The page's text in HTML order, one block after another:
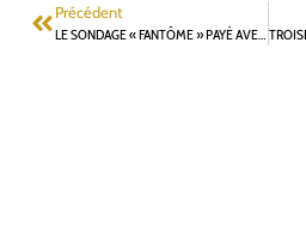
Précédent
LE SONDAGE « FANTÔME » PAYÉ AVEC NOS IMPÔTS